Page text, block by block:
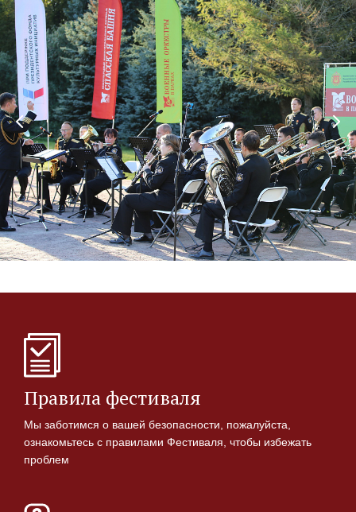
Правила фестиваля
Мы заботимся о вашей безопасности, пожалуйста,
ознакомьтесь с правилами Фестиваля, чтобы избежать
проблем